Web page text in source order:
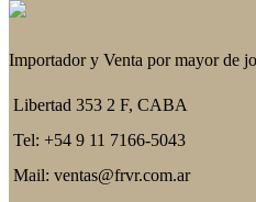
producto
Las
opciones
pueden
elegir
la
Importador y Venta por mayor de
Libertad 353 2 F, CABA
Tel: +54 9 11 7166-5043
Mail: ventas@frvr.com.ar